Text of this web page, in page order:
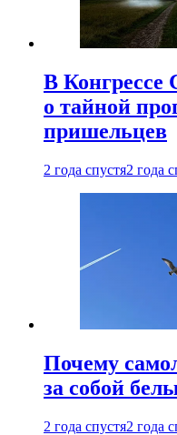
В
о тайной
пришельцев
2 года спустя2 года
Почему
за собой
2 года спустя2 года